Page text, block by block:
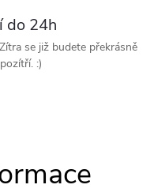
do 24h
se již budete překrásně
:)